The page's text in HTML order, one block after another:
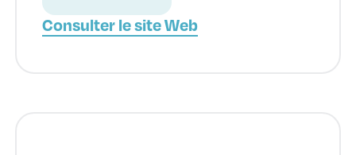
Consulter le site Web